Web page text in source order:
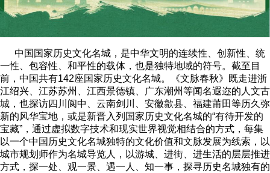
中国国家历史文化名城，是中华文明的连续性、创新性、统
一性、包容性、和平性的载体，也是独特地域的符号。截至目
前，中国共有142座国家历史文化名城。《文脉春秋》既走进浙
江绍兴、江苏苏州、江西景德镇、广东潮州等闻名遐迩的人文古
城，也探访四川阆中、云南剑川、安徽歙县、福建莆田等历久弥
新的风华宝地，或是新晋入列国家历史文化名城的“有待开发的
宝藏”，通过虚拟数字技术和现实世界视觉相结合的方式，每集
以一个中国历史文化名城独特的文化价值和文脉发展为线索，以
城市规划师作为名城导览人，以游城、进街、进生活的层层推进
方式，探一处、观一景、遇一人、知一事，探寻历史名城独有的